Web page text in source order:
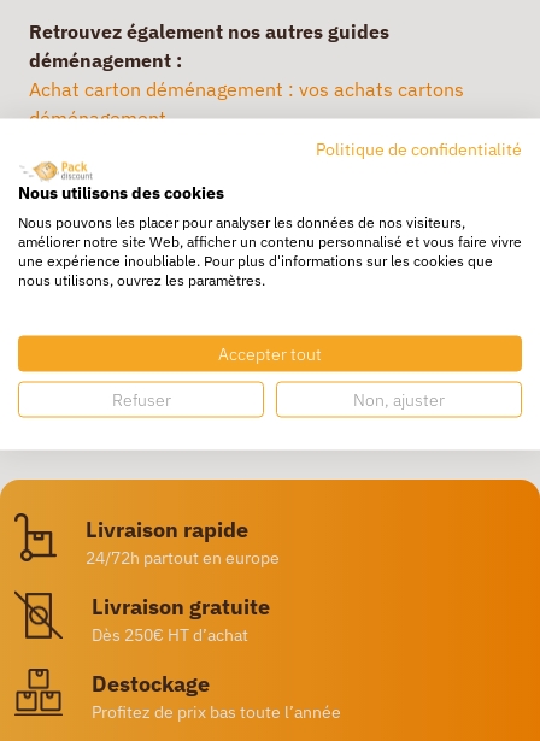
Retrouvez également nos autres guides
déménagement :
Achat carton déménagement : vos achats cartons
déménagement
Besoin de cartons de déménagement pas cher ?
Trouvez vos cartons de déménagement : notre guide
pour réussir son déménagement
Je déménage facile et pas cher
Nos conseils pour déménager facilement
Bien choisir ses emballages pour déménager
Livraison rapide
24/72h partout en europe
Livraison gratuite
Dès 250€ HT d’achat
Destockage
Profitez de prix bas toute l’année
Politique de confidentialité
Nous utilisons des cookies
Nous pouvons les placer pour analyser les données de nos visiteurs,
améliorer notre site Web, afficher un contenu personnalisé et vous faire vivre
une expérience inoubliable. Pour plus d'informations sur les cookies que
nous utilisons, ouvrez les paramètres.
Accepter tout
Refuser Non, ajuster